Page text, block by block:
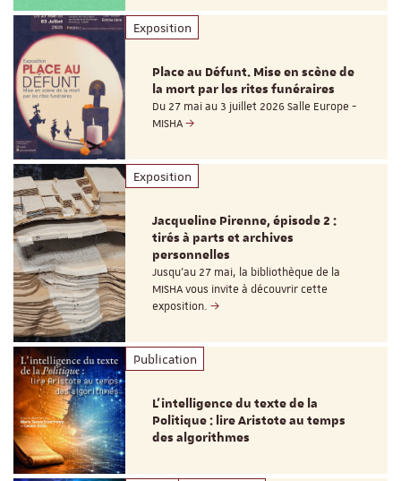
Exposition
Place au Défunt. Mise en scène de
la mort par les rites funéraires
Du 27 mai au 3 juillet 2026 Salle Europe -
MISHA
Exposition
Jacqueline Pirenne, épisode 2 :
tirés à parts et archives
personnelles
Jusqu’au 27 mai, la bibliothèque de la
MISHA vous invite à découvrir cette
exposition.
Publication
L’intelligence du texte de la
Politique : lire Aristote au temps
des algorithmes